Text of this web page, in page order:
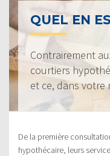
QUEL EN
Contrairement
courtiers
et ce, dans votre
De la première
hypothécaire, leurs